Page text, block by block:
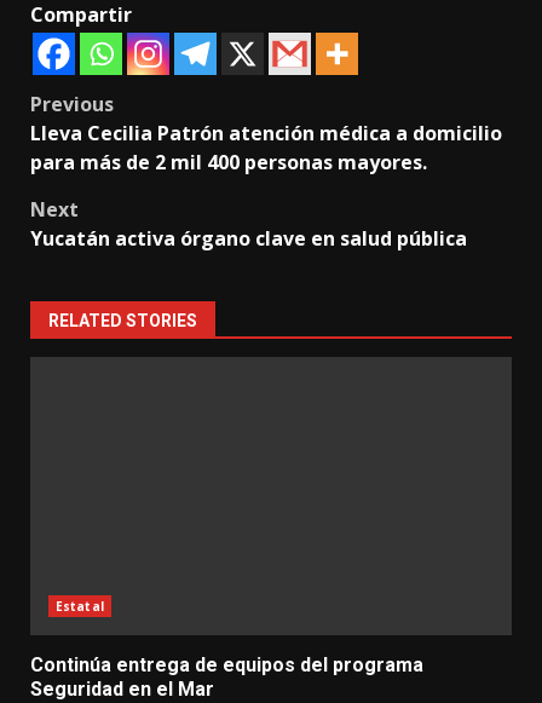
Compartir
Post
navigation
Previous
Lleva Cecilia Patrón atención médica a domicilio
para más de 2 mil 400 personas mayores.
Next
Yucatán activa órgano clave en salud pública
RELATED STORIES
Estatal
Continúa entrega de equipos del programa
Seguridad en el Mar